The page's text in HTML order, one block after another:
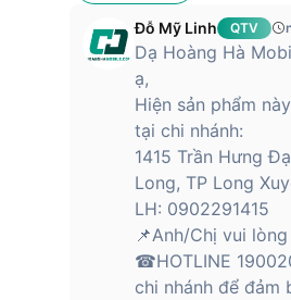
Đỗ Mỹ Linh QTV
Dạ Hoàng Hà
ạ,
Hiện sản phẩm
tại chi nhánh:
1415 Trần Hưng
Long, TP Long
LH: 0902291415
📌Anh/Chị vui
☎HOTLINE
chi nhánh để đảm